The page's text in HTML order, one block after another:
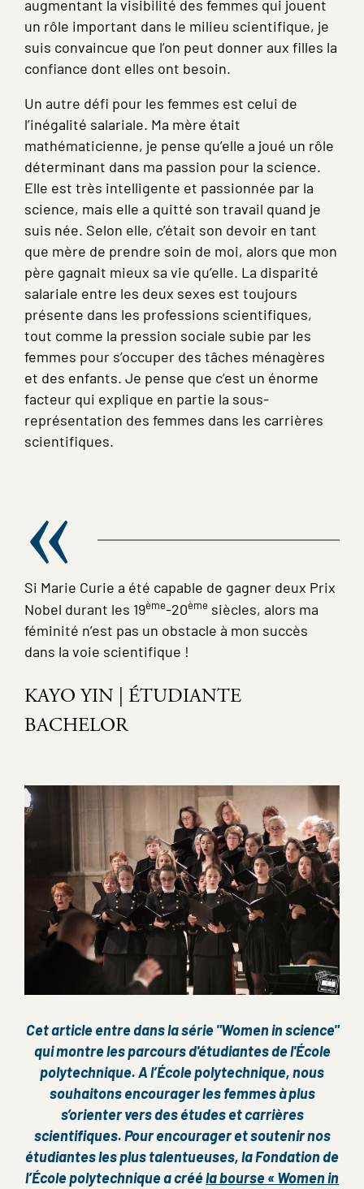
augmentant la visibilité des femmes qui jouent
un rôle important dans le milieu scientifique, je
suis convaincue que l’on peut donner aux filles la
confiance dont elles ont besoin.
Un autre défi pour les femmes est celui de
l’inégalité salariale. Ma mère était
mathématicienne, je pense qu’elle a joué un rôle
déterminant dans ma passion pour la science.
Elle est très intelligente et passionnée par la
science, mais elle a quitté son travail quand je
suis née. Selon elle, c’était son devoir en tant
que mère de prendre soin de moi, alors que mon
père gagnait mieux sa vie qu’elle. La disparité
salariale entre les deux sexes est toujours
présente dans les professions scientifiques,
tout comme la pression sociale subie par les
femmes pour s’occuper des tâches ménagères
et des enfants. Je pense que c’est un énorme
facteur qui explique en partie la sous-
représentation des femmes dans les carrières
scientifiques.
Si Marie Curie a été capable de gagner deux Prix
Nobel durant les 19ème-20ème siècles, alors ma
féminité n’est pas un obstacle à mon succès
dans la voie scientifique !
KAYO YIN | ÉTUDIANTE
BACHELOR
Image
Cet article entre dans la série "Women in science"
qui montre les parcours d'étudiantes de l'École
polytechnique.A l’École polytechnique, nous
souhaitons encourager les femmes à plus
s’orienter vers des études et carrières
scientifiques. Pour encourager et soutenir nos
étudiantes les plus talentueuses, la Fondation de
l’École polytechnique a crééla bourse « Women in